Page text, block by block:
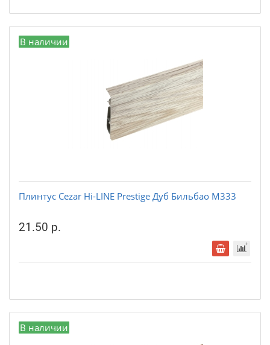
В наличии
Плинтус Cezar Hi-LINE Prestige Дуб Бильбао М333
21.50 р.
В наличии